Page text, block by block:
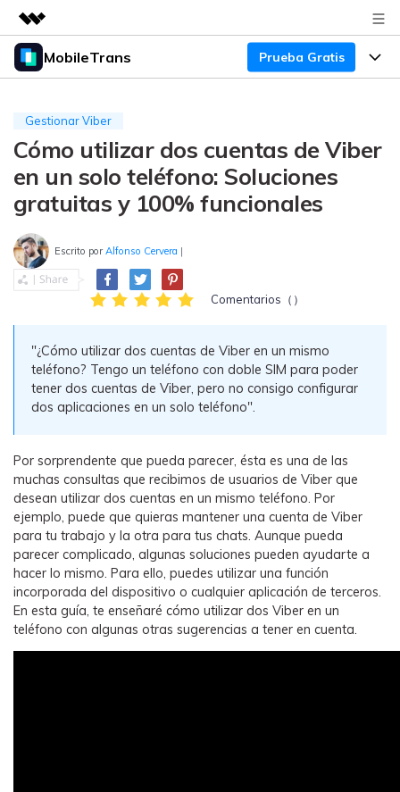
Productos destacados
Utilidades
Resumen
Soluciones
Quiénes somos
Sala de prensa
Tienda
Soporte
MobileTrans Prueba Gratis
Para Escritorio
Transferencia de WhatsApp
y restaura copias de seguridad de
WhatsApp y más apps sociales.
Realiza y restaura copias de
seguridad de más de 18 tipos de
datos, incluyendo los datos de
WhatsApp.
Transferencia de Datos de un
Celular a Otro
Transfiere contactos, fotos, música,
videos, SMS y otros tipos de
archivos de un teléfono a otro y a la
PC.
Apps
Precios
Precios para Windows
Precios para Empresas
Soporte
Preguntas Frecuentes
Sobre Nosotros
Blog
Tendencias
Concursos y eventos
ENCUENTRA MÁS SOLUCIONES
Descargar
Gestionar Viber
Cómo utilizar dos cuentas de Viber
en un solo teléfono: Soluciones
gratuitas y 100% funcionales
Escrito porAlfonso Cervera |
Comentarios（）
"¿Cómo utilizar dos cuentas de Viber en un mismo
teléfono? Tengo un teléfono con doble SIM para poder
tener dos cuentas de Viber, pero no consigo configurar
dos aplicaciones en un solo teléfono"󠀲󠀩󠀠󠀩󠀩󠀨󠀣󠀣󠀳.
󠀰Por sorprendente que pueda parecer, ésta es una de las
muchas consultas que recibimos de usuarios de Viber que
desean utilizar dos cuentas en un mismo teléfono.󠀲󠀩󠀠󠀩󠀩󠀨󠀣󠀤󠀳󠀰 Por
ejemplo, puede que quieras mantener una cuenta de Viber
para tu trabajo y la otra para tus chats.󠀲󠀩󠀠󠀩󠀩󠀨󠀣󠀥󠀳󠀰 Aunque pueda
parecer complicado, algunas soluciones pueden ayudarte a
hacer lo mismo.󠀲󠀩󠀠󠀩󠀩󠀨󠀣󠀦󠀳󠀰 Para ello, puedes utilizar una función
incorporada del dispositivo o cualquier aplicación de terceros.󠀲󠀩󠀠󠀩󠀩󠀨󠀣󠀧󠀳󠀰
En esta guía, te enseñaré cómo utilizar dos Viber en un
teléfono con algunas otras sugerencias a tener en cuenta.󠀲󠀩󠀠󠀩󠀩󠀨󠀣󠀨󠀳